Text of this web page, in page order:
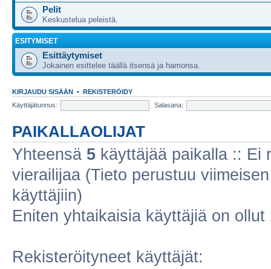
Pelit
Keskustelua peleistä.
ESITYMISET
Esittäytymiset
Jokainen esittelee täällä itsensä ja hamonsa.
KIRJAUDU SISÄÄN • REKISTERÖIDY
Käyttäjätunnus:
Salasana:
PAIKALLAOLIJAT
Yhteensä 5 käyttäjää paikalla :: Ei
vierailijaa (Tieto perustuu
käyttäjiin)
Eniten yhtaikaisia käyttäjiä on ollut
Rekisteröityneet käyttäjät: